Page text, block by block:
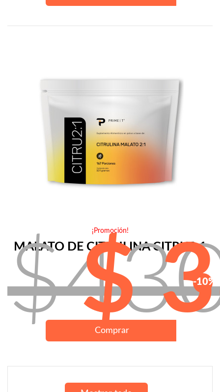
¡Promoción!
MALATO DE CITRULINA CITRU2:1
$ -10%
Comprar